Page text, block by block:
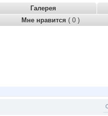
Галерея
Мне нравится ( 0 )